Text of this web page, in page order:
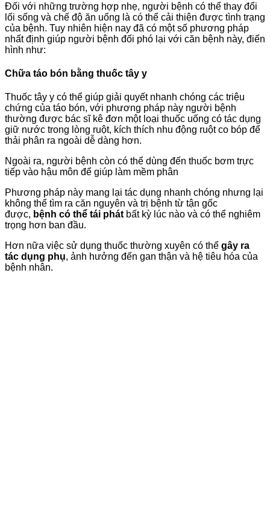
Đối với những trường hợp nhẹ, người bệnh có thể thay đổi
lối sống và chế độ ăn uống là có thể cải thiện được tình trạng
của bệnh. Tuy nhiên hiện nay đã có một số phương pháp
nhất định giúp người bệnh đối phó lại với căn bệnh này, điển
hình như:
Chữa táo bón bằng thuốc tây y
Thuốc tây y có thể giúp giải quyết nhanh chóng các triệu
chứng của táo bón, với phương pháp này người bệnh
thường được bác sĩ kê đơn một loại thuốc uống có tác dụng
giữ nước trong lòng ruột, kích thích nhu động ruột co bóp để
thải phân ra ngoài dễ dàng hơn.
Ngoài ra, người bệnh còn có thể dùng đến thuốc bơm trực
tiếp vào hậu môn để giúp làm mềm phân
Phương pháp này mang lại tác dụng nhanh chóng nhưng lại
không thể tìm ra căn nguyên và trị bệnh từ tận gốc
được, bệnh có thể tái phátbất kỳ lúc nào và có thể nghiêm
trọng hơn ban đầu.
Hơn nữa việc sử dụng thuốc thường xuyên có thể gây ra
tác dụng phụ, ảnh hưởng đến gan thận và hệ tiêu hóa của
bệnh nhân.